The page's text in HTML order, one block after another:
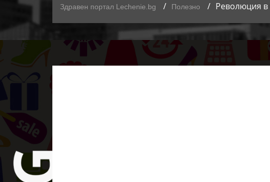
Здравен портал Lechenie.bg Полезно Революция в